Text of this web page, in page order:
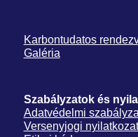
Karbontudatos
Galéria
Szabályzatok és
Adatvédelmi
Versenyjogi nyilatkozat